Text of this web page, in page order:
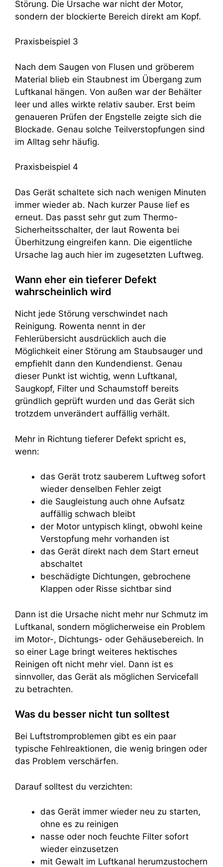
Störung. Die Ursache war nicht der Motor,
sondern der blockierte Bereich direkt am Kopf.
Praxisbeispiel 3
Nach dem Saugen von Flusen und gröberem
Material blieb ein Staubnest im Übergang zum
Luftkanal hängen. Von außen war der Behälter
leer und alles wirkte relativ sauber. Erst beim
genaueren Prüfen der Engstelle zeigte sich die
Blockade. Genau solche Teilverstopfungen sind
im Alltag sehr häufig.
Praxisbeispiel 4
Das Gerät schaltete sich nach wenigen Minuten
immer wieder ab. Nach kurzer Pause lief es
erneut. Das passt sehr gut zum Thermo-
Sicherheitsschalter, der laut Rowenta bei
Überhitzung eingreifen kann. Die eigentliche
Ursache lag auch hier im zugesetzten Luftweg.
Wann eher ein tieferer Defekt
wahrscheinlich wird
Nicht jede Störung verschwindet nach
Reinigung. Rowenta nennt in der
Fehlerübersicht ausdrücklich auch die
Möglichkeit einer Störung am Staubsauger und
empfiehlt dann den Kundendienst. Genau
dieser Punkt ist wichtig, wenn Luftkanal,
Saugkopf, Filter und Schaumstoff bereits
gründlich geprüft wurden und das Gerät sich
trotzdem unverändert auffällig verhält.
Mehr in Richtung tieferer Defekt spricht es,
wenn:
das Gerät trotz sauberem Luftweg sofort
wieder denselben Fehler zeigt
die Saugleistung auch ohne Aufsatz
auffällig schwach bleibt
der Motor untypisch klingt, obwohl keine
Verstopfung mehr vorhanden ist
das Gerät direkt nach dem Start erneut
abschaltet
beschädigte Dichtungen, gebrochene
Klappen oder Risse sichtbar sind
Dann ist die Ursache nicht mehr nur Schmutz im
Luftkanal, sondern möglicherweise ein Problem
im Motor-, Dichtungs- oder Gehäusebereich. In
so einer Lage bringt weiteres hektisches
Reinigen oft nicht mehr viel. Dann ist es
sinnvoller, das Gerät als möglichen Servicefall
zu betrachten.
Was du besser nicht tun solltest
Bei Luftstromproblemen gibt es ein paar
typische Fehlreaktionen, die wenig bringen oder
das Problem verschärfen.
Darauf solltest du verzichten:
das Gerät immer wieder neu zu starten,
ohne es zu reinigen
nasse oder noch feuchte Filter sofort
wieder einzusetzen
mit Gewalt im Luftkanal herumzustochern